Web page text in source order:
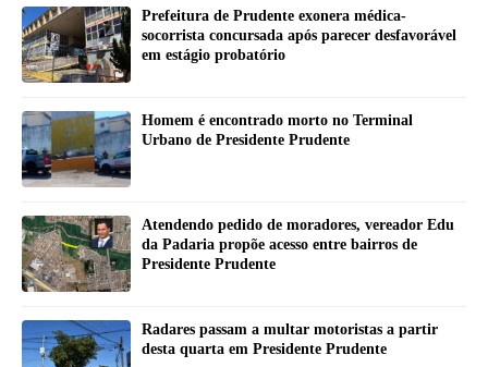
Prefeitura de Prudente exonera médica-
socorrista concursada após parecer desfavorável
em estágio probatório
Homem é encontrado morto no Terminal
Urbano de Presidente Prudente
Atendendo pedido de moradores, vereador Edu
da Padaria propõe acesso entre bairros de
Presidente Prudente
Radares passam a multar motoristas a partir
desta quarta em Presidente Prudente